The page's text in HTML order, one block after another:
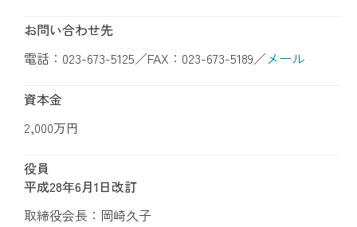
お問い合わせ先
電話：023-673-5125／FAX：023-673-5189／メール
資本金
2,000万円
役員
平成28年6月1日改訂
取締役会長：岡崎久子